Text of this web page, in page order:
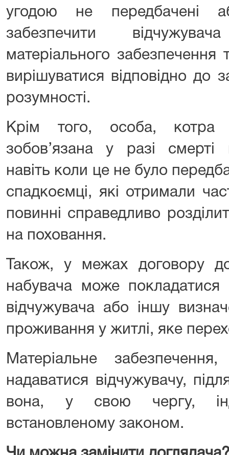
угодою не передбачені
забезпечити
матеріального забезпечення
вирішуватися відповідно до
розумності.
Крім того, особа, котра
зобов’язана у разі смерті
навіть коли це не було
спадкоємці, які отримали
повинні справедливо
на поховання.
Також, у межах договору
набувача може покладатися
відчужувача або іншу
проживання у житлі, яке
Матеріальне
надаватися відчужувачу,
вона, у свою чергу,
встановленому законом.